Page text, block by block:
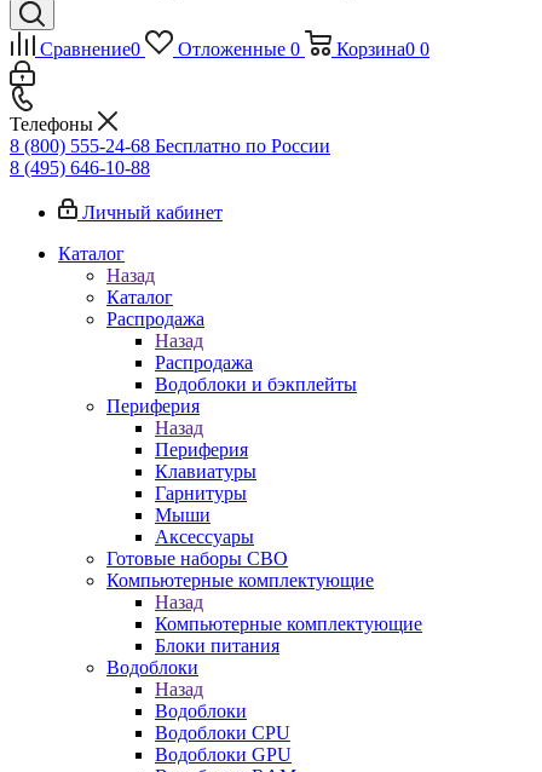
Сравнение0 Отложенные 0 Корзина0 0
Телефоны
8 (800) 555-24-68 Бесплатно по России
8 (495) 646-10-88
Личный кабинет
Каталог
Назад
Каталог
Распродажа
Назад
Распродажа
Водоблоки и бэкплейты
Периферия
Назад
Периферия
Клавиатуры
Гарнитуры
Мыши
Аксессуары
Готовые наборы СВО
Компьютерные комплектующие
Назад
Компьютерные комплектующие
Блоки питания
Водоблоки
Назад
Водоблоки
Водоблоки CPU
Водоблоки GPU